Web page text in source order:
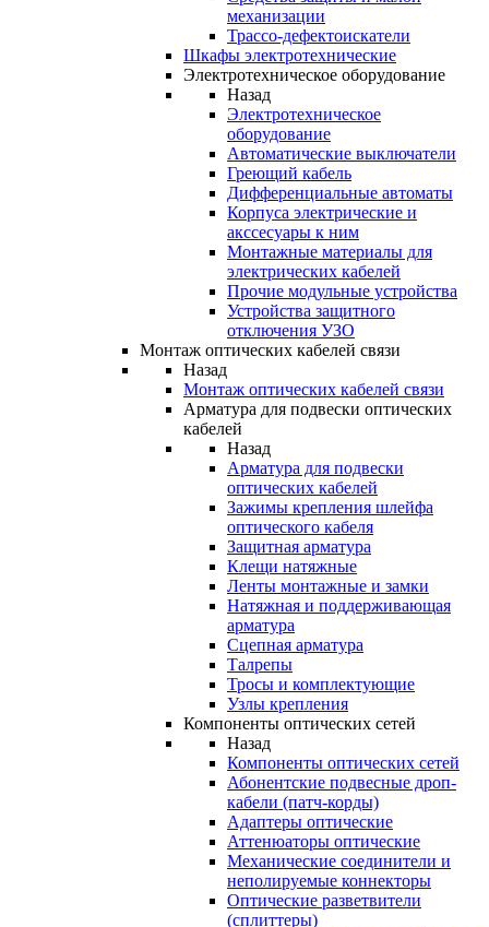
механизации
Трассо-дефектоискатели
Шкафы электротехнические
Электротехническое оборудование
Назад
Электротехническое
оборудование
Автоматические выключатели
Греющий кабель
Дифференциальные автоматы
Корпуса электрические и
акссесуары к ним
Монтажные материалы для
электрических кабелей
Прочие модульные устройства
Устройства защитного
отключения УЗО
Монтаж оптических кабелей связи
Назад
Монтаж оптических кабелей связи
Арматура для подвески оптических
кабелей
Назад
Арматура для подвески
оптических кабелей
Зажимы крепления шлейфа
оптического кабеля
Защитная арматура
Клещи натяжные
Ленты монтажные и замки
Натяжная и поддерживающая
арматура
Сцепная арматура
Талрепы
Тросы и комплектующие
Узлы крепления
Компоненты оптических сетей
Назад
Компоненты оптических сетей
Абонентские подвесные дроп-
кабели (патч-корды)
Адаптеры оптические
Аттенюаторы оптические
Механические соединители и
неполируемые коннекторы
Оптические разветвители
(сплиттеры)